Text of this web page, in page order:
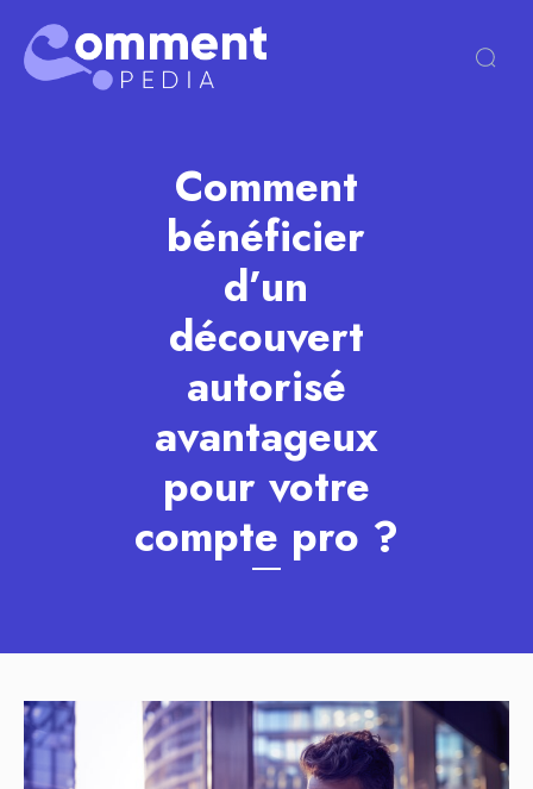
Comment
bénéficier
d’un
découvert
autorisé
avantageux
pour votre
compte pro ?